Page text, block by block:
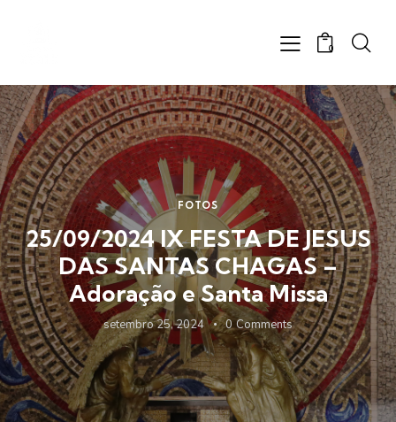
0
FOTOS
25/09/2024 IX FESTA DE JESUS
DAS SANTAS CHAGAS –
Adoração e Santa Missa
setembro 25, 2024 0 Comments